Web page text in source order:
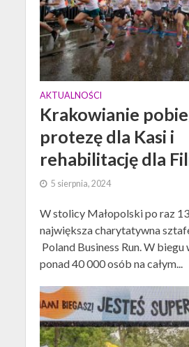
AKTUALNOŚCI
Krakowianie
protezę dla Kasi i
rehabilitację dla
5 sierpnia, 2024
W stolicy Małopolski po raz
największa charytatywna
Poland Business Run. W biegu
ponad 40 000 osób na całym...